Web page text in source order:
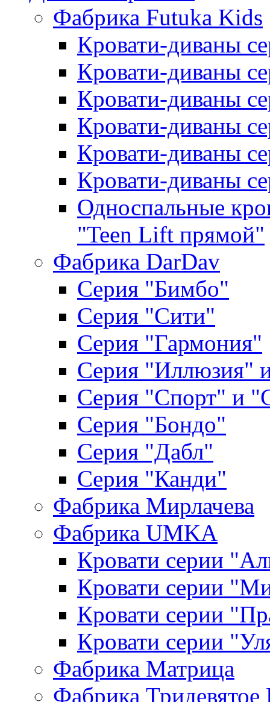
Фабрика Futuka Kids
Кровати-диваны
Кровати-диваны
Кровати-диваны
Кровати-диваны
Кровати-диваны
Кровати-диваны
Односпальные
"Teen Lift прямой"
Фабрика DarDav
Серия "Бимбо"
Серия "Сити"
Серия "Гармония"
Серия "Иллюзия"
Серия "Спорт" и
Серия "Бондо"
Серия "Дабл"
Серия "Канди"
Фабрика Мирлачева
Фабрика UMKA
Кровати серии
Кровати серии
Кровати серии
Кровати серии
Фабрика Матрица
Фабрика Тридевятое